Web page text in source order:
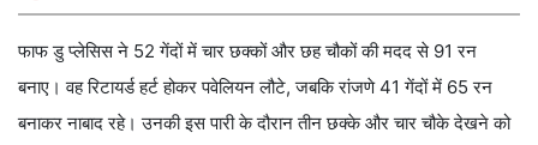
फाफ डु प्लेसिस ने 52 गेंदों में चार छक्कों और छह चौकों की मदद से 91 रन
बनाए। वह रिटायर्ड हर्ट होकर पवेलियन लौटे, जबकि रांजणे 41 गेंदों में 65 रन
बनाकर नाबाद रहे। उनकी इस पारी के दौरान तीन छक्के और चार चौके देखने को